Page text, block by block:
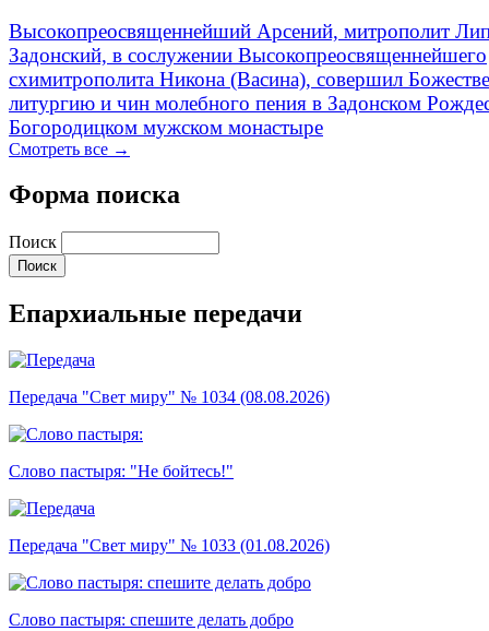
Высокопреосвященнейший Арсений, митрополит
Задонский, в сослужении Высокопреосвященнейшего
схимитрополита Никона (Васина), совершил
литургию и чин молебного пения в Задонском
Богородицком мужском монастыре
Смотреть все →
Форма поиска
Поиск
Епархиальные передачи
Передача "Свет миру" № 1034 (08.08.2026)
Слово пастыря: "Не бойтесь!"
Передача "Свет миру" № 1033 (01.08.2026)
Слово пастыря: спешите делать добро